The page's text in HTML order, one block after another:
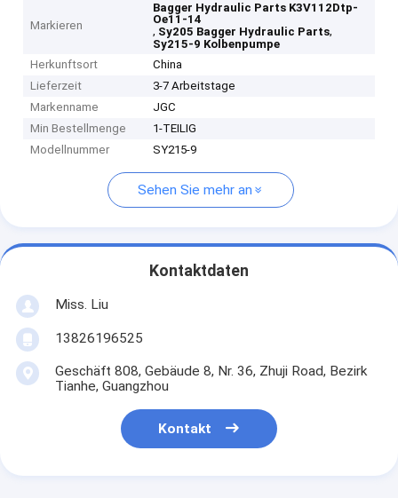
Markieren
Bagger Hydraulic Parts K3V112Dtp-
Oe11-14
, Sy205 Bagger Hydraulic Parts,
Sy215-9 Kolbenpumpe
Herkunftsort
China
Lieferzeit
3-7 Arbeitstage
Markenname
JGC
Min Bestellmenge
1-TEILIG
Modellnummer
SY215-9
Sehen Sie mehr an
Kontaktdaten
Miss. Liu
13826196525
Geschäft 808, Gebäude 8, Nr. 36, Zhuji Road, Bezirk
Tianhe, Guangzhou
Kontakt